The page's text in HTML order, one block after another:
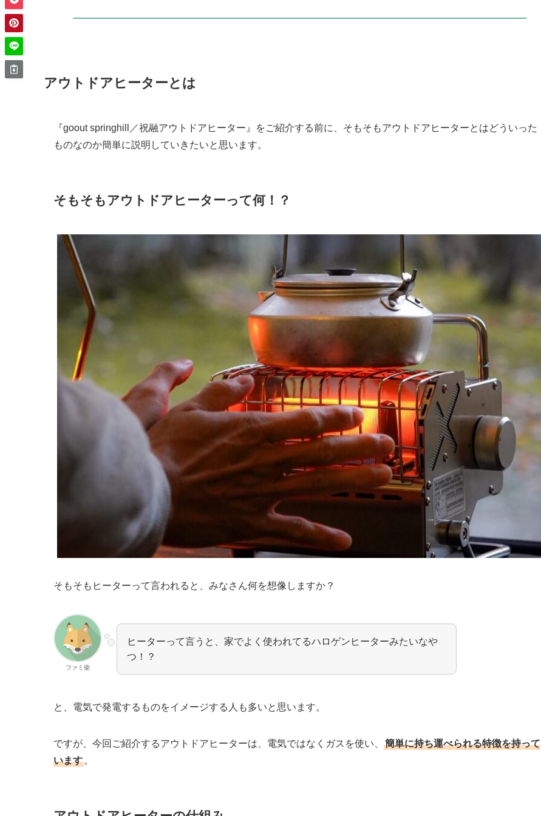
アウトドアヒーターとは
『goout springhill／祝融アウトドアヒーター』をご紹介する前に、そもそもアウトドアヒーターとはどういった
ものなのか簡単に説明していきたいと思います。
そもそもアウトドアヒーターって何！？
そもそもヒーターって言われると、みなさん何を想像しますか？
ファミ柴
ヒーターって言うと、家でよく使われてるハロゲンヒーターみたいなや
つ！？
と、電気で発電するものをイメージする人も多いと思います。
ですが、今回ご紹介するアウトドアヒーターは、電気ではなくガスを使い、
簡単に持ち運べられる特徴を持って
います 。